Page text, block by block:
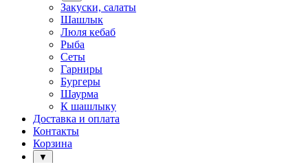
Закуски, салаты
Шашлык
Люля кебаб
Рыба
Сеты
Гарниры
Бургеры
Шаурма
К шашлыку
Доставка и оплата
Контакты
Корзина
▼